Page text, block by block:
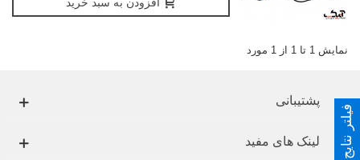
نمایش 1 تا 1 از 1 مورد
پشتیبانی
لینک های مفید فیلتر نتایج